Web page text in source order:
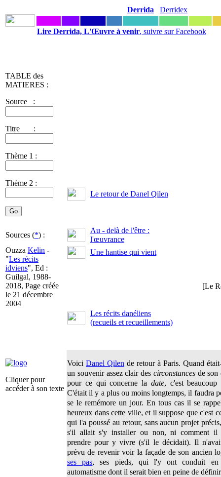
Derrida Derridex
Lire Derrida, L'Œuvre à venir, suivre sur Facebook
TABLE des
MATIERES :
Source :
Titre :
Thème 1 :
Thème 2 :
Le retour de Danel Qilen
Sources (*) :
Au - delà de l'être :
l'œuvrance
Ouzza Kelin -
"Les récits
idviens", Ed :
Guilgal, 1988-
2018, Page créée
le 21 décembre
2004
Une hantise qui vient
[Le
Les récits danéliens
(recueils et recueillements)
Cliquer pour
accéder à son texte
Voici Danel Qilen de retour à Paris. Quand
un souvenir assez clair des circonstancesde son
pour ce qui concerne la date, c'est beaucoup
C'était il y a plus ou moins longtemps, il faudra
se le remémore un jour. En tous cas il se
heureux dans cette ville, et il suppose que c'est
qui l'a poussé au retour, sans aucun projet
s'il allait s'y installer ou non, ni comment il
prendre pour y vivre (s'il le décidait). Il
prévu de revenir voir la façade de son ancien
ses pas, ses pieds, qui l'y ont conduit en
automatisme dont il serait bien en peine de